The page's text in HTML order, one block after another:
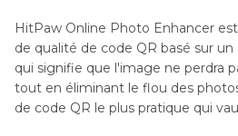
HitPaw Online Photo Enhancer
de qualité de code QR basé sur
qui signifie que l'image ne perdra
tout en éliminant le flou des
de code QR le plus pratique qui